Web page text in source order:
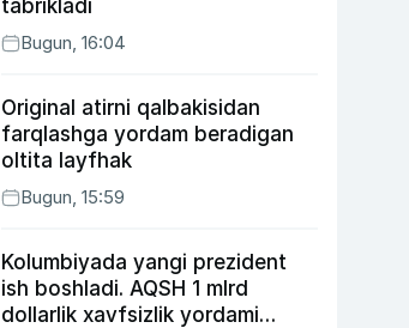
tabrikladi
Bugun, 16:04
Original atirni qalbakisidan
farqlashga yordam beradigan
oltita layfhak
Bugun, 15:59
Kolumbiyada yangi prezident
ish boshladi. AQSH 1 mlrd
dollarlik xavfsizlik yordami